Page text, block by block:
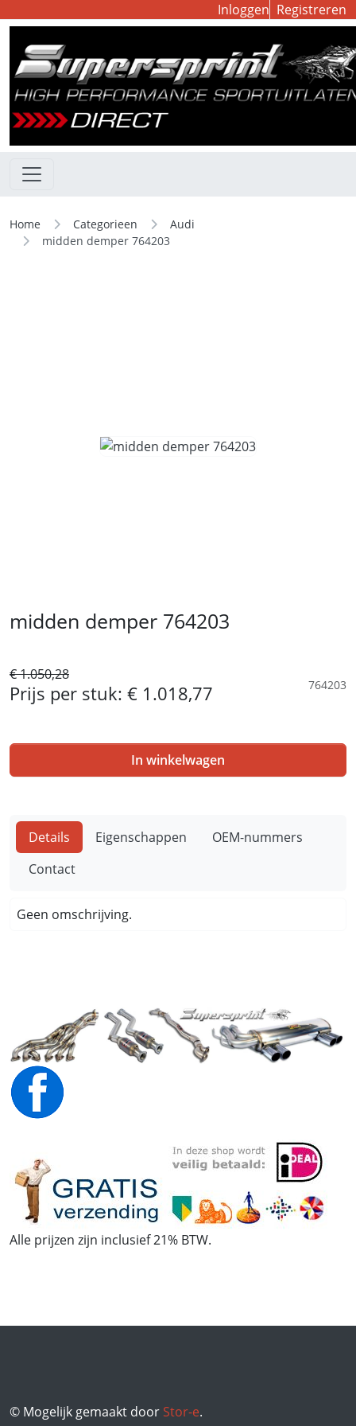
Inloggen Registreren
Home Categorieen
Audi
midden demper 764203
midden demper 764203
€ 1.050,28
Prijs per stuk: € 1.018,77 764203
In winkelwagen
Details Eigenschappen
OEM-nummers
Contact
Geen omschrijving.
Alle prijzen zijn inclusief 21% BTW.
© Mogelijk gemaakt door Stor-e.